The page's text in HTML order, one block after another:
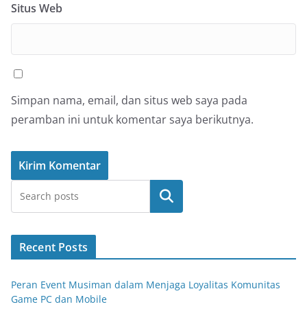
Situs Web
Simpan nama, email, dan situs web saya pada
peramban ini untuk komentar saya berikutnya.
Cari
Recent Posts
Peran Event Musiman dalam Menjaga Loyalitas Komunitas
Game PC dan Mobile